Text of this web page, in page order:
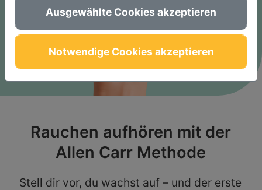
Rauchen aufhören mit der
Allen Carr Methode
Stell dir vor, du wachst auf – und der erste
Ausgewählte Cookies akzeptieren
Notwendige Cookies akzeptieren